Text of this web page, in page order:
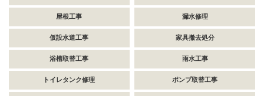
屋根工事 漏水修理
仮設水道工事 家具撤去処分
浴槽取替工事 雨水工事
トイレタンク修理 ポンプ取替工事